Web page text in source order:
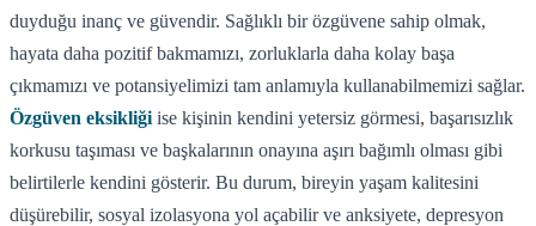
duyduğu inanç ve güvendir. Sağlıklı bir özgüvene sahip olmak,
hayata daha pozitif bakmamızı, zorluklarla daha kolay başa
çıkmamızı ve potansiyelimizi tam anlamıyla kullanabilmemizi sağlar.
Özgüven eksikliği ise kişinin kendini yetersiz görmesi, başarısızlık
korkusu taşıması ve başkalarının onayına aşırı bağımlı olması gibi
belirtilerle kendini gösterir. Bu durum, bireyin yaşam kalitesini
düşürebilir, sosyal izolasyona yol açabilir ve anksiyete, depresyon